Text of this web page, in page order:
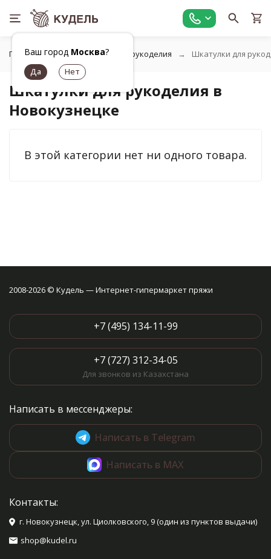
Ваш город Москва?
Главная Органайзеры для рукоделия Шкатулки для
Шкатулки для рукоделия в
Новокузнецке
В этой категории нет ни одного товара.
2008-2026 © Кудель — Интернет-гипермаркет пряжи
+7 (495) 134-11-99
+7 (727) 312-34-05
Для звонков из Казахстана
Написать в мессенджеры:
Написать в Telegram
Написать в MAX
Контакты:
г. Новокузнецк, ул. Циолковского, 9 (один из пунктов выдачи)
shop@kudel.ru